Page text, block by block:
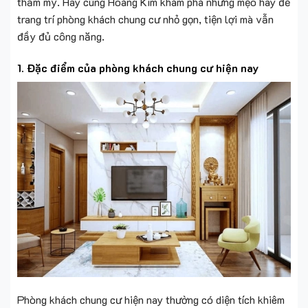
trang trí phòng khách chung cư nhỏ gọn, tiện lợi mà vẫn
đầy đủ công năng.
1. Đặc điểm của phòng khách chung cư hiện nay
Phòng khách chung cư hiện nay thường có diện tích khiêm